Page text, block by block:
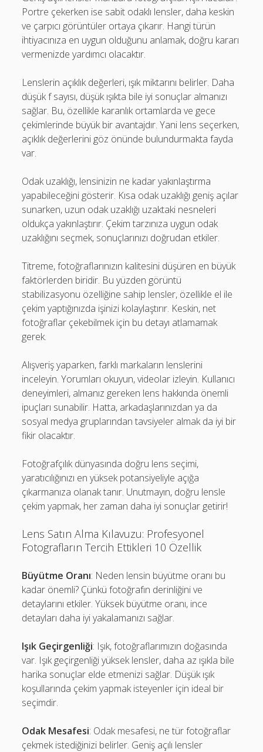
Portre çekerken ise sabit odaklı lensler, daha keskin
ve çarpıcı görüntüler ortaya çıkarır. Hangi türün
ihtiyacınıza en uygun olduğunu anlamak, doğru kararı
vermenizde yardımcı olacaktır.
Lenslerin açıklık değerleri, ışık miktarını belirler. Daha
düşük f sayısı, düşük ışıkta bile iyi sonuçlar almanızı
sağlar. Bu, özellikle karanlık ortamlarda ve gece
çekimlerinde büyük bir avantajdır. Yani lens seçerken,
açıklık değerlerini göz önünde bulundurmakta fayda
var.
Odak uzaklığı, lensinizin ne kadar yakınlaştırma
yapabileceğini gösterir. Kısa odak uzaklığı geniş açılar
sunarken, uzun odak uzaklığı uzaktaki nesneleri
oldukça yakınlaştırır. Çekim tarzınıza uygun odak
uzaklığını seçmek, sonuçlarınızı doğrudan etkiler.
Titreme, fotoğraflarınızın kalitesini düşüren en büyük
faktörlerden biridir. Bu yüzden görüntü
stabilizasyonu özelliğine sahip lensler, özellikle el ile
çekim yaptığınızda işinizi kolaylaştırır. Keskin, net
fotoğraflar çekebilmek için bu detayı atlamamak
gerek.
Alışveriş yaparken, farklı markaların lenslerini
inceleyin. Yorumları okuyun, videolar izleyin. Kullanıcı
deneyimleri, almanız gereken lens hakkında önemli
ipuçları sunabilir. Hatta, arkadaşlarınızdan ya da
sosyal medya gruplarından tavsiyeler almak da iyi bir
fikir olacaktır.
Fotoğrafçılık dünyasında doğru lens seçimi,
yaratıcılığınızı en yüksek potansiyeliyle açığa
çıkarmanıza olanak tanır. Unutmayın, doğru lensle
çekim yapmak, her zaman daha iyi sonuçlar getirir!
Lens Satın Alma Kılavuzu: Profesyonel
Fotografların Tercih Ettikleri 10 Özellik
Büyütme Oranı: Neden lensin büyütme oranı bu
kadar önemli? Çünkü fotoğrafın derinliğini ve
detaylarını etkiler. Yüksek büyütme oranı, ince
detayları daha iyi yakalamanızı sağlar.
Işık Geçirgenliği: Işık, fotoğraflarımızın doğasında
var. Işık geçirgenliği yüksek lensler, daha az ışıkla bile
harika sonuçlar elde etmenizi sağlar. Düşük ışık
koşullarında çekim yapmak isteyenler için ideal bir
seçimdir.
Odak Mesafesi: Odak mesafesi, ne tür fotoğraflar
çekmek istediğinizi belirler. Geniş açılı lensler